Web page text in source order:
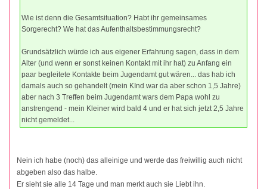
Wie ist denn die Gesamtsituation? Habt ihr gemeinsames
Sorgerecht? We hat das Aufenthaltsbestimmungsrecht?
Grundsätzlich würde ich aus eigener Erfahrung sagen, dass in dem
Alter (und wenn er sonst keinen Kontakt mit ihr hat) zu Anfang ein
paar begleitete Kontakte beim Jugendamt gut wären... das hab ich
damals auch so gehandelt (mein KInd war da aber schon 1,5 Jahre)
aber nach 3 Treffen beim Jugendamt wars dem Papa wohl zu
anstrengend - mein Kleiner wird bald 4 und er hat sich jetzt 2,5 Jahre
nicht gemeldet...
Nein ich habe (noch) das alleinige und werde das freiwillig auch nicht
abgeben also das halbe.
Er sieht sie alle 14 Tage und man merkt auch sie Liebt ihn.